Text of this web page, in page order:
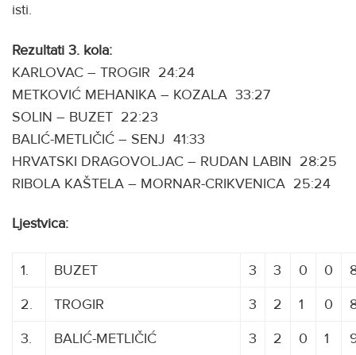
isti.
Rezultati 3. kola:
KARLOVAC – TROGIR 24:24
METKOVIĆ MEHANIKA – KOZALA 33:27
SOLIN – BUZET 22:23
BALIĆ-METLIČIĆ – SENJ 41:33
HRVATSKI DRAGOVOLJAC – RUDAN LABIN 28:25
RIBOLA KAŠTELA – MORNAR-CRIKVENICA 25:24
Ljestvica:
1. BUZET 3 3 0 0
2.
TROGIR 3 2 1 0
3.
BALIĆ-METLIČIĆ 3 2 0 1